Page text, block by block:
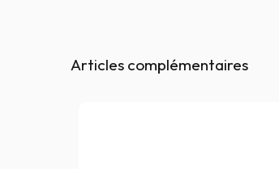
Articles complémentaires